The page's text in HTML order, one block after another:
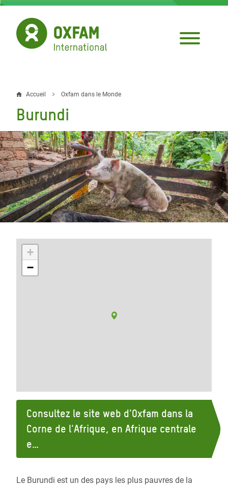
Aller
contenu
principal
Fil
d'Ariane
Accueil Oxfam dans le Monde
Burundi
+
−
Consultez le site web d'Oxfam dans la
Corne de l'Afrique, en Afrique centrale
e…
Le Burundi est un des pays les plus pauvres de la